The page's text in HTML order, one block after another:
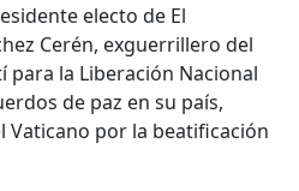
electo de El
Cerén, exguerrillero del
para la Liberación Nacional
de paz en su país,
Vaticano por la beatificación